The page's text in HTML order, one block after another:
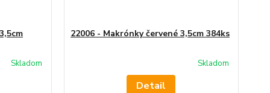
Skladom
22006 - Makrónky červené 3,5cm 384ks
Skladom
Detail